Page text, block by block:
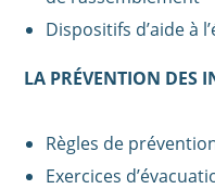
Dispositifs d’aide à
LA PRÉVENTION DES
Règles de
Exercices